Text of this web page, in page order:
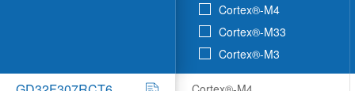
Cortex®-M4
Cortex®-M33
Cortex®-M3